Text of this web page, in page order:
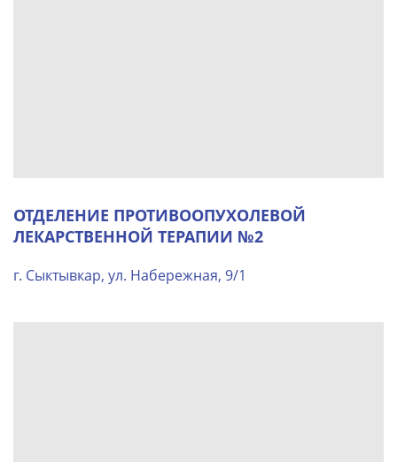
ОТДЕЛЕНИЕ ПРОТИВООПУХОЛЕВОЙ
ЛЕКАРСТВЕННОЙ ТЕРАПИИ №2
г. Сыктывкар, ул. Набережная, 9/1